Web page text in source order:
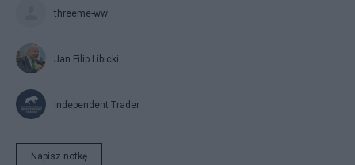
threeme-ww
Jan Filip Libicki
Independent Trader
Napisz notkę